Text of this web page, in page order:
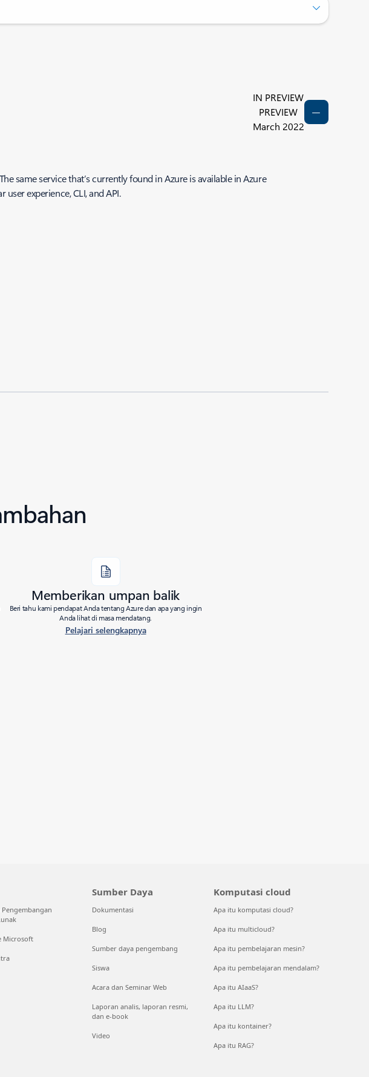
IN PREVIEW
PREVIEW
March 2022
same service that’s currently found in Azure is available in Azure
experience, CLI, and API.
Memberikan umpan balik
Beri tahu kami pendapat Anda tentang Azure dan apa yang ingin
Anda lihat di masa mendatang.
Pelajari selengkapnya
Pengembangan
Microsoft
Sumber Daya
Dokumentasi
Blog
Sumber daya pengembang
Siswa
Acara dan Seminar Web
Laporan analis, laporan resmi,
dan e-book
Video
Komputasi cloud
Apa itu komputasi cloud?
Apa itu multicloud?
Apa itu pembelajaran mesin?
Apa itu pembelajaran mendalam?
Apa itu AIaaS?
Apa itu LLM?
Apa itu kontainer?
Apa itu RAG?